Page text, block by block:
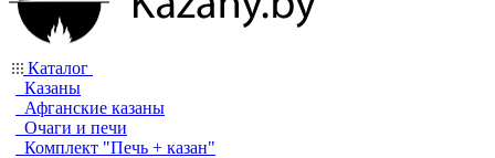
Каталог
Казаны
Афганские казаны
Очаги и печи
Комплект "Печь + казан"